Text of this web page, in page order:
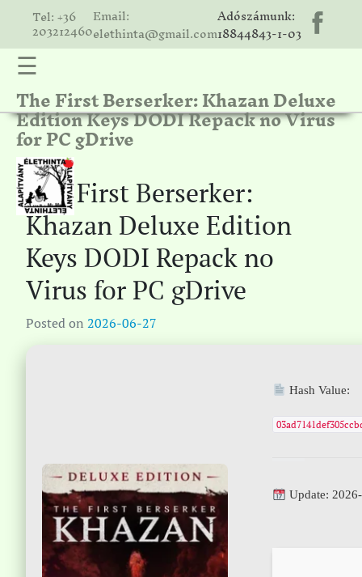
Tel: +36
203212460
Email:
elethinta@gmail.com
Adószámunk:
18844843-1-03
☰
The First Berserker: Khazan Deluxe
Edition Keys DODI Repack no Virus
for PC gDrive
The First Berserker:
Khazan Deluxe Edition
Keys DODI Repack no
Virus for PC gDrive
Posted on 2026-06-27
Hash Value:
Update: